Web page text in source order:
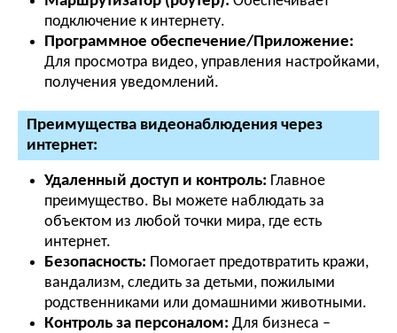
подключение к интернету.
Программное обеспечение/Приложение:
Для просмотра видео, управления настройками,
получения уведомлений.
Преимущества видеонаблюдения через
интернет:
Удаленный доступ и контроль: Главное
преимущество. Вы можете наблюдать за
объектом из любой точки мира, где есть
интернет.
Безопасность: Помогает предотвратить кражи,
вандализм, следить за детьми, пожилыми
родственниками или домашними животными.
Контроль за персоналом: Для бизнеса –